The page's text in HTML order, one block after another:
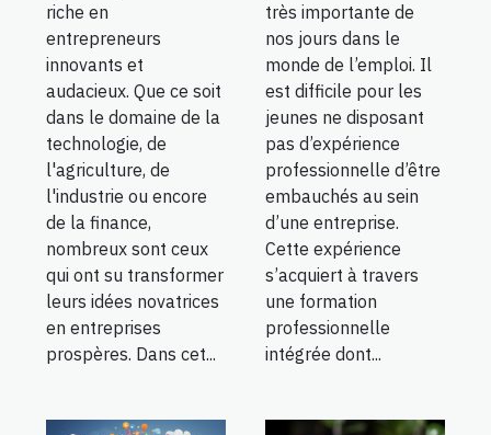
riche en
entrepreneurs
innovants et
audacieux. Que ce soit
dans le domaine de la
technologie, de
l'agriculture, de
l'industrie ou encore
de la finance,
nombreux sont ceux
qui ont su transformer
leurs idées novatrices
en entreprises
prospères. Dans cet...
très importante de
nos jours dans le
monde de l’emploi. Il
est difficile pour les
jeunes ne disposant
pas d’expérience
professionnelle d’être
embauchés au sein
d’une entreprise.
Cette expérience
s’acquiert à travers
une formation
professionnelle
intégrée dont...